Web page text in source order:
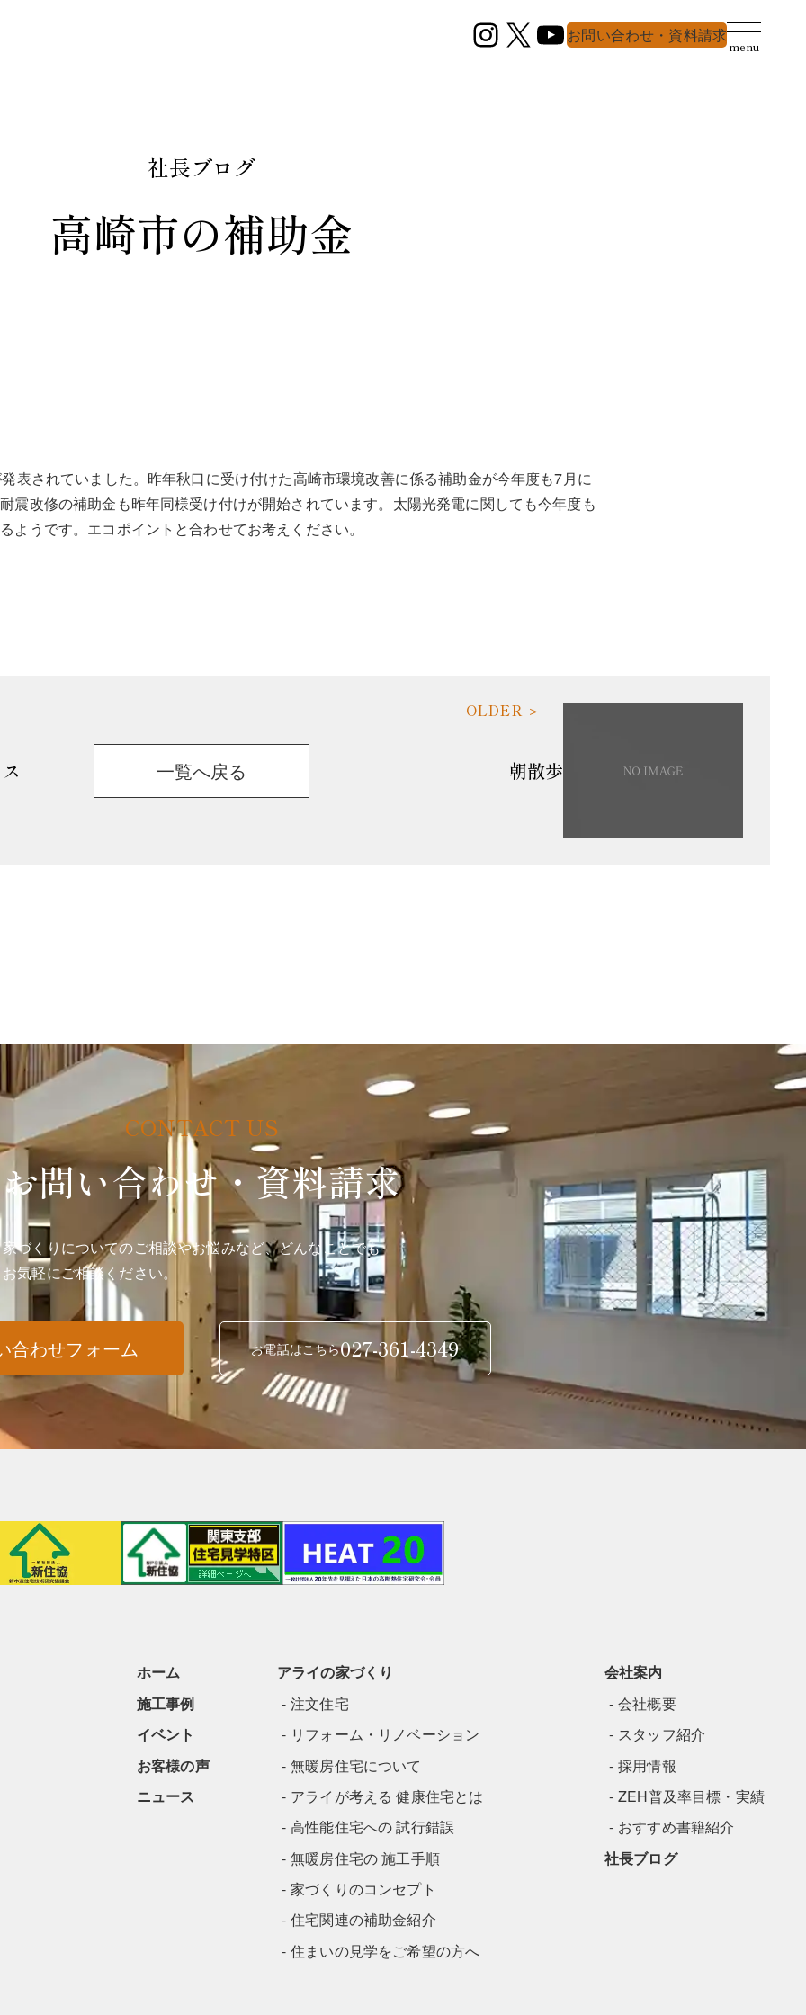
Instagram
X YouTube
お問い合わせ・資料請求
menu
社長ブログ
高崎市の補助金
表されていました。昨年秋口に受け付けた高崎市環境改善に係る補助金が今年度も7月に
震改修の補助金も昨年同様受け付けが開始されています。太陽光発電に関しても今年度も
ようです。エコポイントと合わせてお考えください。
朝散歩
一覧へ戻る
お問い合わせ・資料請求
家づくりについてのご相談やお悩みなど、どんなことでも
お気軽にご相談ください。
合わせフォーム お電話はこちら027-361-4349
ホーム
アライの家づくり
注文住宅
リフォーム・リノベーション
無暖房住宅について
アライが考える 健康住宅とは
高性能住宅への 試行錯誤
無暖房住宅の 施工手順
家づくりのコンセプト
住宅関連の補助金紹介
住まいの見学をご希望の方へ
会社案内
会社概要
スタッフ紹介
採用情報
ZEH普及率目標・実績
おすすめ書籍紹介
施工事例
イベント
お客様の声
ニュース
社長ブログ